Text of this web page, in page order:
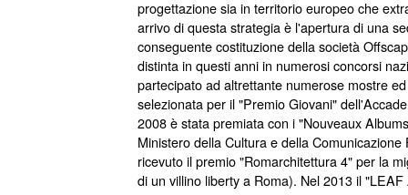
progettazione sia in territorio europeo che
arrivo di questa strategia è l'apertura di una
conseguente costituzione della società
distinta in questi anni in numerosi concorsi
partecipato ad altrettante numerose mostre
selezionata per il "Premio Giovani"
2008 è stata premiata con i "Nouveaux
Ministero della Cultura e della Comunicazione
ricevuto il premio "Romarchitettura 4" per la
di un villino liberty a Roma). Nel 2013 il